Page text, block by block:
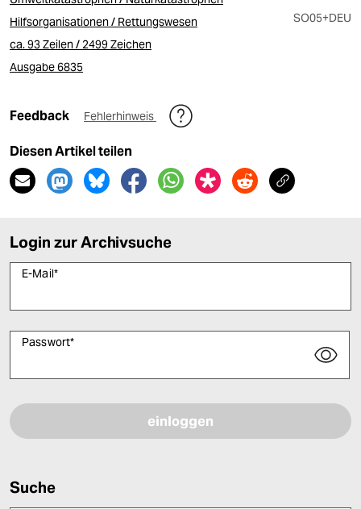
Hilfsorganisationen / Rettungswesen
SO05+DEU
ca. 93 Zeilen / 2499 Zeichen
Ausgabe 6835
Feedback Fehlerhinweis
Diesen Artikel teilen
Login zur Archivsuche
E-Mail*
Passwort*
Suche